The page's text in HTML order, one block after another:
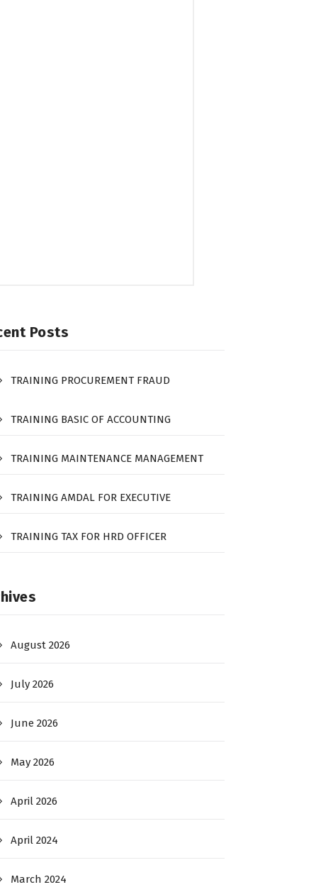
Posts
TRAINING PROCUREMENT FRAUD
TRAINING BASIC OF ACCOUNTING
TRAINING MAINTENANCE MANAGEMENT
TRAINING AMDAL FOR EXECUTIVE
TRAINING TAX FOR HRD OFFICER
August 2026
July 2026
June 2026
May 2026
April 2026
April 2024
March 2024